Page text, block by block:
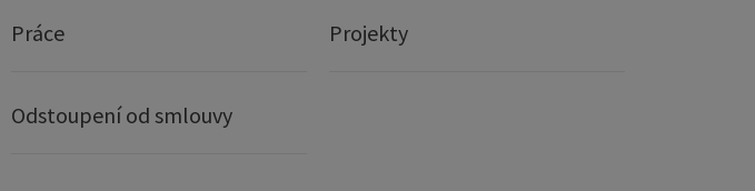
Práce Projekty
Odstoupení od smlouvy